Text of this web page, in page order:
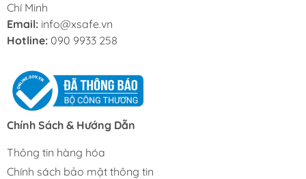
Chí Minh
Email: info@xsafe.vn
Hotline: 090 9933 258
Chính Sách & Hướng Dẫn
Thông tin hàng hóa
Chính sách bảo mật thông tin